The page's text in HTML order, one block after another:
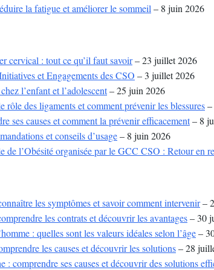
la fatigue et améliorer le sommeil – 8 juin 2026
cervical : tout ce qu’il faut savoir– 23 juillet 2026
et Engagements des CSO – 3 juillet 2026
l’enfant et l’adolescent– 25 juin 2026
des ligaments et comment prévenir les blessures
ses causes et comment la prévenir efficacement– 8
et conseils d’usage– 8 juin 2026
de l’Obésité organisée par le GCC CSO : Retour en
les symptômes et savoir comment intervenir–
les contrats et découvrir les avantages– 30
: quelles sont les valeurs idéales selon l’âge–
les causes et découvrir les solutions– 28
: comprendre ses causes et découvrir des solutions